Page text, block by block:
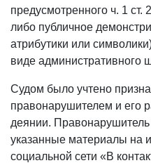
предусмотренного ч. 1
либо публичное
атрибутики или
виде административного
Судом было учтено
правонарушителем и его
деянии.
указанные материалы на
социальной сети «В